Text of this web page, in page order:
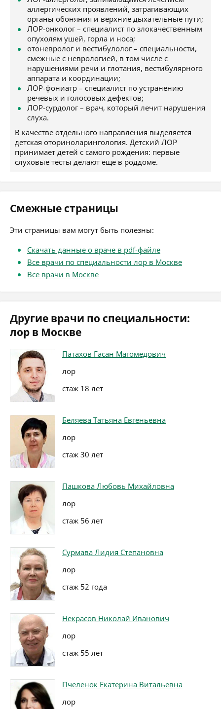
аллергических проявлений, затрагивающих
органы обоняния и верхние дыхательные пути;
ЛОР-онколог – специалист по злокачественным
опухолям ушей, горла и носа;
отоневролог и вестибулолог – специальности,
смежные с неврологией, в том числе с
нарушениями речи и глотания, вестибулярного
аппарата и координации;
ЛОР-фониатр – специалист по устранению
речевых и голосовых дефектов;
ЛОР-сурдолог – врач, который лечит нарушения
слуха.
В качестве отдельного направления выделяется
детская оториноларингология. Детский ЛОР
принимает детей с самого рождения: первые
слуховые тесты делают еще в роддоме.
Смежные страницы
Эти страницы вам могут быть полезны:
Скачать данные о враче в pdf-файле
Все врачи по специальности лор в Москве
Все врачи в Москве
Другие врачи по специальности:
лор в Москве
Патахов Гасан Магомедович
лор
стаж 18 лет
Беляева Татьяна Евгеньевна
лор
стаж 30 лет
Пашкова Любовь Михайловна
лор
стаж 56 лет
Сурмава Лидия Степановна
лор
стаж 52 года
Некрасов Николай Иванович
лор
стаж 55 лет
Пчеленок Екатерина Витальевна
лор